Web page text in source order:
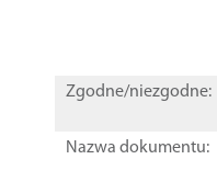
Zgodne/niezgodne:
Nazwa dokumentu: